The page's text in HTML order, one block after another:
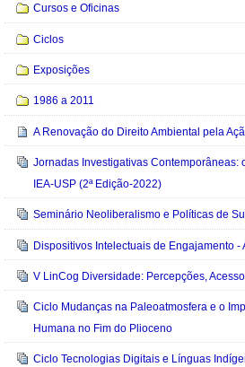
Cursos e Oficinas
Ciclos
Exposições
1986 a 2011
A Renovação do Direito Ambiental pela
Jornadas Investigativas Contemporâneas:
IEA-USP (2ª Edição-2022)
Seminário Neoliberalismo e Políticas de
Dispositivos Intelectuais de Engajamento -
V LinCog Diversidade: Percepções,
Ciclo Mudanças na Paleoatmosfera e o
Humana no Fim do Plioceno
Ciclo Tecnologias Digitais e Línguas